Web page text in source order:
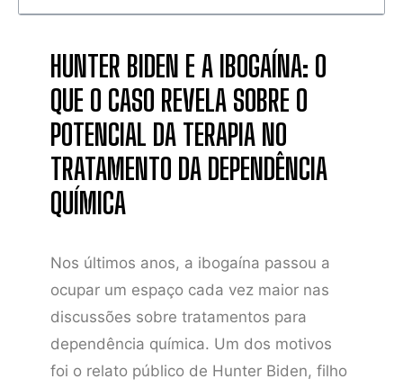
HUNTER BIDEN E A IBOGAÍNA: O
QUE O CASO REVELA SOBRE O
POTENCIAL DA TERAPIA NO
TRATAMENTO DA DEPENDÊNCIA
QUÍMICA
Nos últimos anos, a ibogaína passou a
ocupar um espaço cada vez maior nas
discussões sobre tratamentos para
dependência química. Um dos motivos
foi o relato público de Hunter Biden, filho